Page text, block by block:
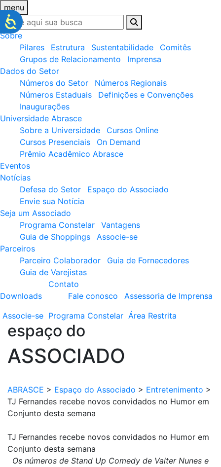
menu
Sobre
Pilares
Estrutura Sustentabilidade
Comitês
Grupos de Relacionamento
Imprensa
Dados do Setor
Números do Setor
Números Regionais
Números Estaduais
Definições e Convenções
Inaugurações
Universidade Abrasce
Sobre a Universidade
Cursos Online
Cursos Presenciais
On Demand
Prêmio Acadêmico Abrasce
Eventos
Notícias
Defesa do Setor
Espaço do Associado
Envie sua Notícia
Seja um Associado
Programa Constelar
Vantagens
Guia de Shoppings
Associe-se
Parceiros
Parceiro Colaborador
Guia de Fornecedores
Guia de Varejistas
Downloads
Contato
Fale conosco
Assessoria de Imprensa
Associe-se Programa Constelar Área Restrita
espaço do
ASSOCIADO
ABRASCE > Espaço do Associado > Entretenimento >
TJ Fernandes recebe novos convidados no Humor em
Conjunto desta semana
TJ Fernandes recebe novos convidados no Humor em
Conjunto desta semana
Os números de Stand Up Comedy de Valter Nunes e